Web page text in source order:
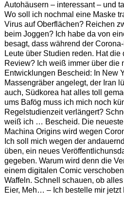
Autohäusern – interessant – und
Wo soll ich nochmal eine Maske
Virus auf Oberflächen? Reichen
beim Joggen? Ich habe da von
besagt, dass während der
Leute über Studien reden. Hat die
Review? Ich weiß immer über die
Entwicklungen Bescheid: In New
Massengräber angelegt, der Iran
auch, Südkorea hat alles toll
ums Bafög muss ich mich noch
Regelstudienzeit verlängert?
weiß ich … Bescheid. Die
Machina Origins wird wegen
Ich soll mich wegen der
üben, ein neues
gegeben. Warum wird denn die
einem digitalen Comic
Waffeln. Schnell schauen, ob
Eier, Meh… – Ich bestelle mir jetzt